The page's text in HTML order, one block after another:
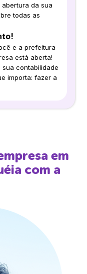
da sua
todas as
e a prefeitura
está aberta!
sua contabilidade
importa: fazer a
em
com a